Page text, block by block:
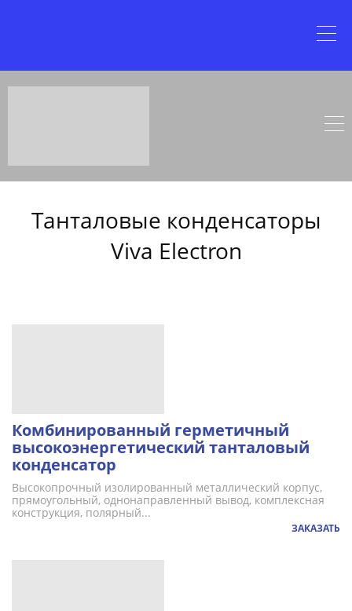
Танталовые конденсаторы
Viva Electron
Комбинированный герметичный
высокоэнергетический танталовый
конденсатор
Высокопрочный изолированный металлический корпус,
прямоугольный, однонаправленный вывод, комплексная
конструкция, полярный...
ЗАКАЗАТЬ